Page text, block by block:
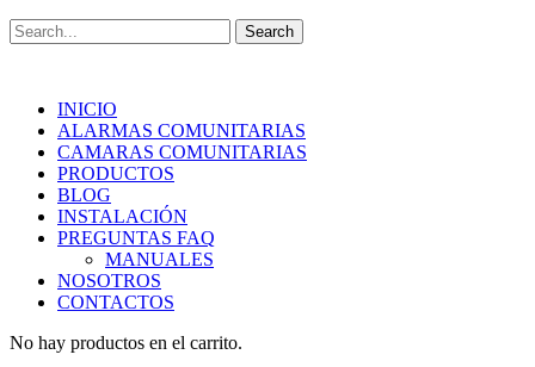
Search
for:
INICIO
ALARMAS COMUNITARIAS
CAMARAS COMUNITARIAS
PRODUCTOS
BLOG
INSTALACIÓN
PREGUNTAS FAQ
MANUALES
NOSOTROS
CONTACTOS
No hay productos en el carrito.